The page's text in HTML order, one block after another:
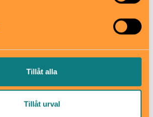
Tillåt alla
Tillåt urval
för barn och familjer i Stockholm /